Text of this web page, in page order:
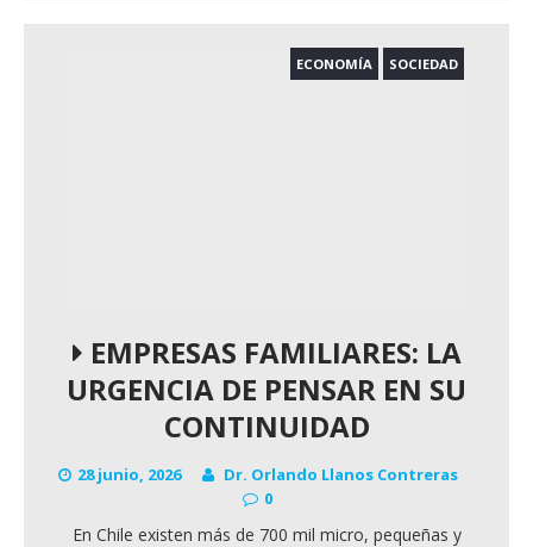
ECONOMÍA SOCIEDAD
EMPRESAS FAMILIARES: LA
URGENCIA DE PENSAR EN SU
CONTINUIDAD
28 junio, 2026
Dr. Orlando Llanos Contreras
0
En Chile existen más de 700 mil micro, pequeñas y